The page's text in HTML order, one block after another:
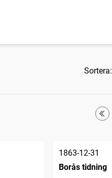
Sortera:
1863-12-31
Borås tidning